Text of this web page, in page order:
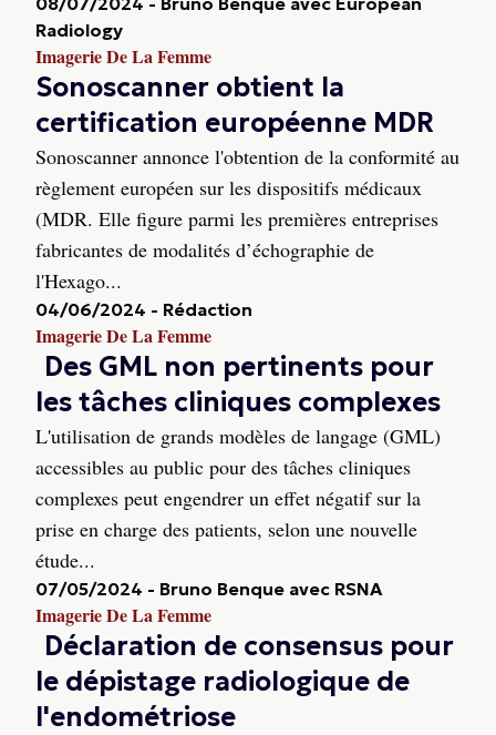
Radiology
Imagerie De La Femme
Sonoscanner obtient la
certification européenne MDR
Sonoscanner annonce l'obtention de la conformité au
règlement européen sur les dispositifs médicaux
(MDR. Elle figure parmi les premières entreprises
fabricantes de modalités d’échographie de
l'Hexago...
04/06/2024 - Rédaction
Imagerie De La Femme
Des GML non pertinents pour
les tâches cliniques complexes
L'utilisation de grands modèles de langage (GML)
accessibles au public pour des tâches cliniques
complexes peut engendrer un effet négatif sur la
prise en charge des patients, selon une nouvelle
étude...
07/05/2024 - Bruno Benque avec RSNA
Imagerie De La Femme
Déclaration de consensus pour
le dépistage radiologique de
l'endométriose